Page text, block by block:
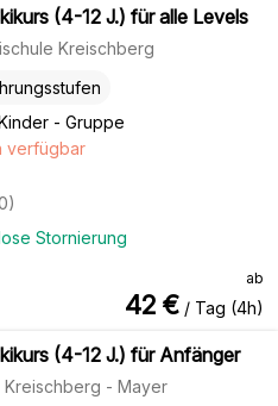
(4-12 J.) für alle Levels
Kreischberg
- Gruppe
Stornierung
verfügbar
)
ab
42 € / Tag (4h)
(4-12 J.) für Anfänger
Kreischberg - Mayer